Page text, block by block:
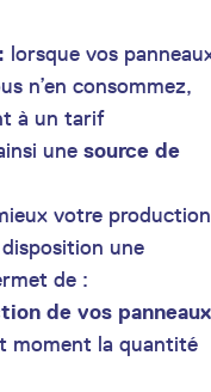
lorsque vos
n’en consommez,
à un tarif
une source de
votre production
une
de :
de vos panneaux
moment la quantité